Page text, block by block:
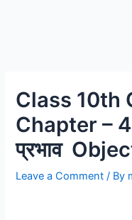
Class 10th
Chapter – 4
प्रभाव
Leave a Comment / By